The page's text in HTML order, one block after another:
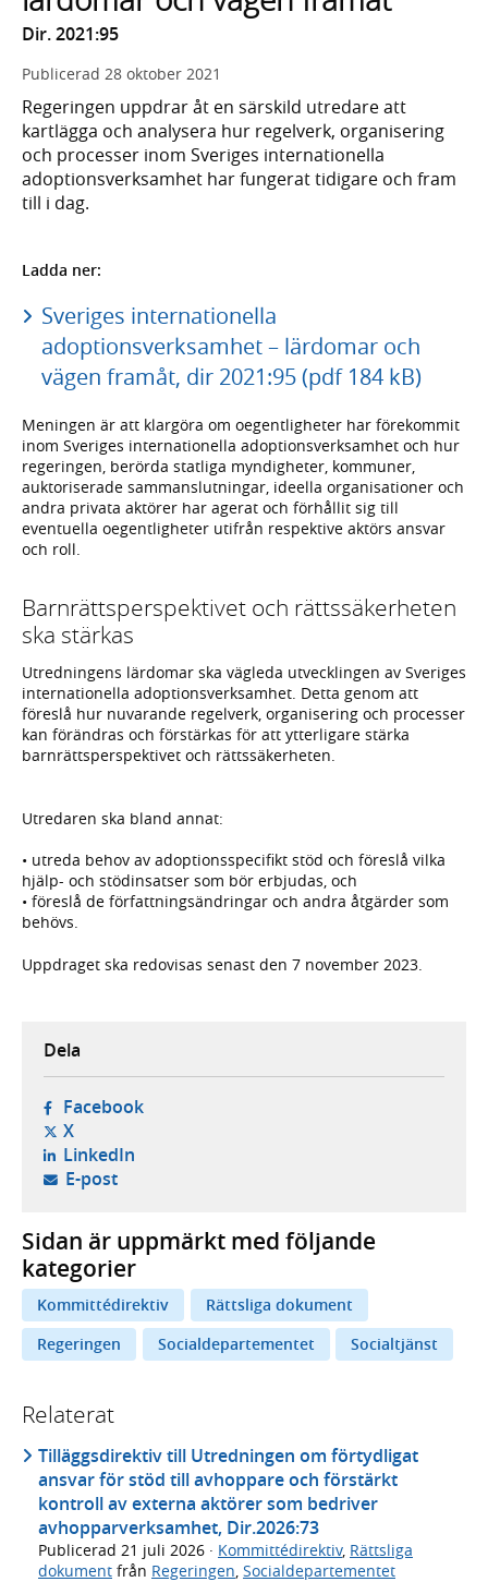
Dir. 2021:95
Publicerad 28 oktober 2021
Regeringen uppdrar åt en särskild utredare att
kartlägga och analysera hur regelverk, organisering
och processer inom Sveriges internationella
adoptionsverksamhet har fungerat tidigare och fram
till i dag.
Ladda ner:
Sveriges internationella
adoptionsverksamhet – lärdomar och
vägen framåt, dir 2021:95 (pdf 184 kB)
Meningen är att klargöra om oegentligheter har förekommit
inom Sveriges internationella adoptionsverksamhet och hur
regeringen, berörda statliga myndigheter, kommuner,
auktoriserade sammanslutningar, ideella organisationer och
andra privata aktörer har agerat och förhållit sig till
eventuella oegentligheter utifrån respektive aktörs ansvar
och roll.
Barnrättsperspektivet och rättssäkerheten
ska stärkas
Utredningens lärdomar ska vägleda utvecklingen av Sveriges
internationella adoptionsverksamhet. Detta genom att
föreslå hur nuvarande regelverk, organisering och processer
kan förändras och förstärkas för att ytterligare stärka
barnrättsperspektivet och rättssäkerheten.
Utredaren ska bland annat:
• utreda behov av adoptionsspecifikt stöd och föreslå vilka
hjälp- och stödinsatser som bör erbjudas, och
• föreslå de författningsändringar och andra åtgärder som
behövs.
Uppdraget ska redovisas senast den 7 november 2023.
Dela
Facebook- öppnas i ny flik, extern webbplats,
X- öppnas i ny flik, extern webbplats,
LinkedIn- öppnas i ny flik, extern webbplats,
E-post- öppnar din e-postklient,
Sidan är uppmärkt med följande
kategorier
Kommittédirektiv
Rättsliga dokument
Regeringen
Socialdepartementet Socialtjänst
Relaterat
Tilläggsdirektiv till Utredningen om förtydligat
ansvar för stöd till avhoppare och förstärkt
kontroll av externa aktörer som bedriver
avhopparverksamhet, Dir.2026:73
Publicerad 21 juli 2026 · Kommittédirektiv, Rättsliga
dokument från Regeringen, Socialdepartementet